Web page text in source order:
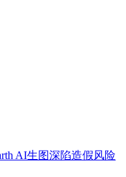
AI生图深陷造假风险